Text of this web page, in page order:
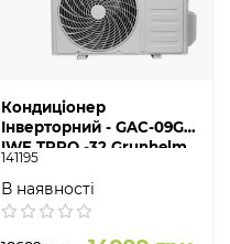
Кондиціонер
Інверторний - GAC-09GH-
IWF TPRO -32 Grunhelm
141195
В наявності